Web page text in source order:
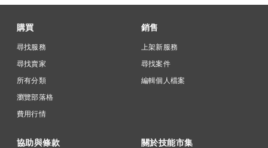
購買
尋找服務
尋找賣家
所有分類
瀏覽部落格
費用行情
銷售
上架新服務
尋找案件
編輯個人檔案
協助與條款 關於技能市集